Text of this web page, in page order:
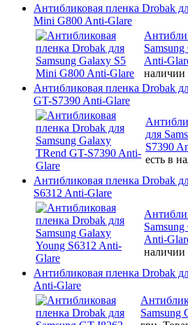
Антибликовая пленка Drobak
Mini G800 Anti-Glare
Anti-
наличии
Антибликовая пленка Drobak
GT-S7390 Anti-Glare
для
S7390
есть в
Антибликовая пленка Drobak
S6312 Anti-Glare
Anti-
наличии
Антибликовая пленка Drobak
Anti-Glare
Samsung